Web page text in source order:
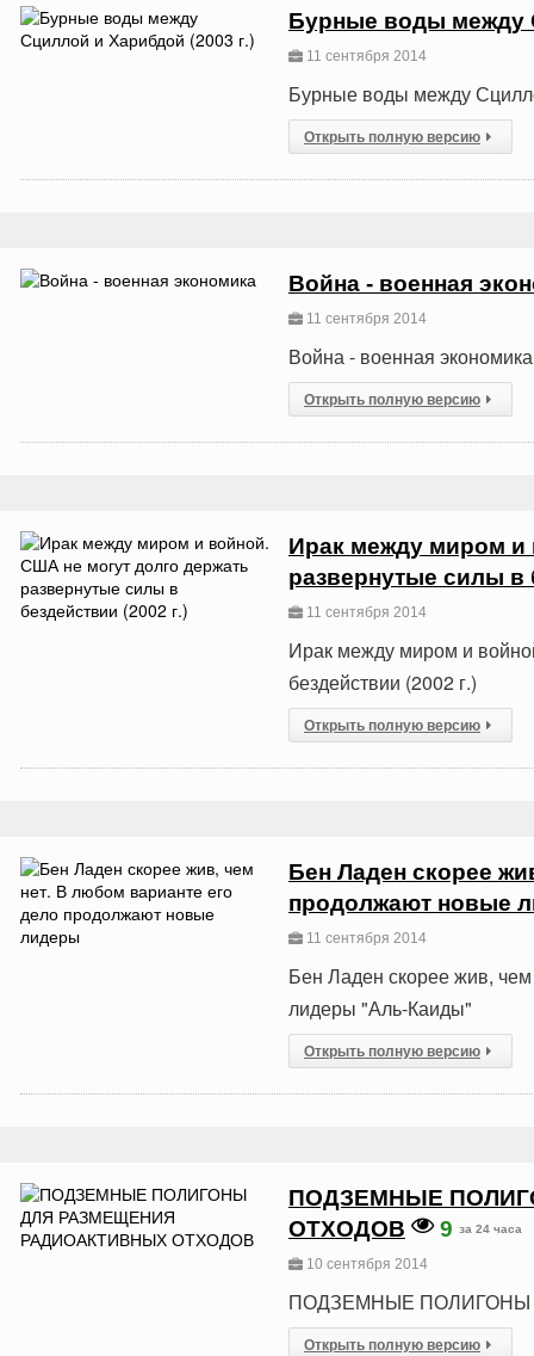
Бурные воды между
11 сентября 2014
Бурные воды между
Открыть полную версию
Война - военная
11 сентября 2014
Война - военная экономика
Открыть полную версию
Ирак между миром и
развернутые силы в
11 сентября 2014
Ирак между миром и
бездействии (2002 г.)
Открыть полную версию
Бен Ладен скорее
продолжают новые
11 сентября 2014
Бен Ладен скорее жив,
лидеры "Аль-Каиды"
Открыть полную версию
ПОДЗЕМНЫЕ
ОТХОДОВ
9 за 24 часа
10 сентября 2014
ПОДЗЕМНЫЕ
Открыть полную версию